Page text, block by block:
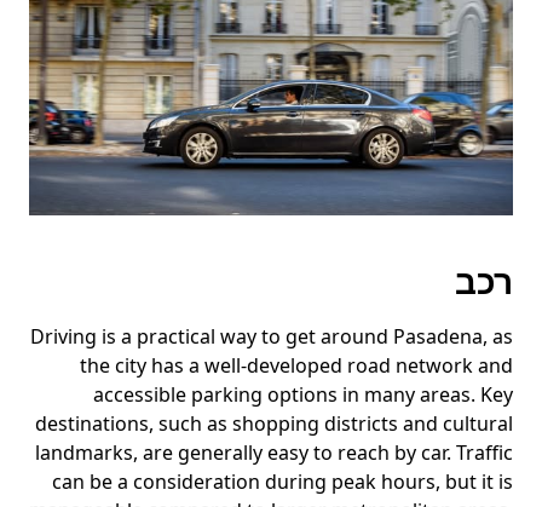
רכב
Driving is a practical way to get around Pasadena, as
the city has a well-developed road network and
accessible parking options in many areas. Key
destinations, such as shopping districts and cultural
landmarks, are generally easy to reach by car. Traffic
can be a consideration during peak hours, but it is